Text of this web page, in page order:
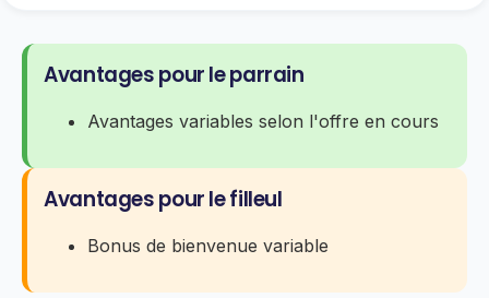
Avantages pour le parrain
Avantages variables selon l'offre en cours
Avantages pour le filleul
Bonus de bienvenue variable